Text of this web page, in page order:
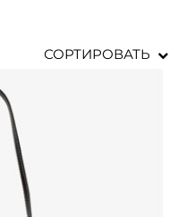
СОРТИРОВАТЬ